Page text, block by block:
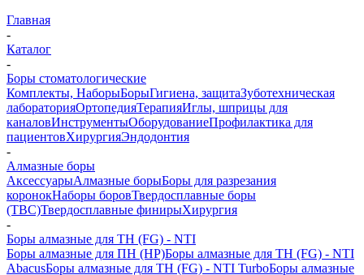
Главная
-
Каталог
-
Боры стоматологические
Комплекты, НаборыБорыГигиена, защитаЗуботехническая
лабораторияОртопедияТерапияИглы, шприцы для
каналовИнструментыОборудованиеПрофилактика для
пациентовХирургияЭндодонтия
-
Алмазные боры
АксессуарыАлмазные борыБоры для разрезания
коронокНаборы боровТвердосплавные боры
(ТВС)Твердосплавные финирыХирургия
-
Боры алмазные для ТН (FG) - NTI
Боры алмазные для ПН (HP)Боры алмазные для ТН (FG) - NTI
AbacusБоры алмазные для ТН (FG) - NTI TurboБоры алмазные